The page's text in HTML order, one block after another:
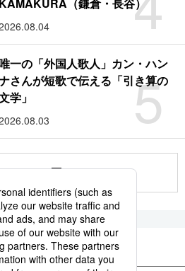
5
一の「外国人歌人」カン・ハン
さんが短歌で伝える「引き算の
学」
と見る